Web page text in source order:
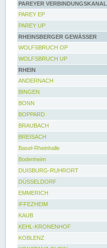
PAREYER VERBINDUNGSKANAL
PAREY EP
PAREY UP
RHEINSBERGER GEWÄSSER
WOLFSBRUCH OP
WOLFSBRUCH UP
RHEIN
ANDERNACH
BINGEN
BONN
BOPPARD
BRAUBACH
BREISACH
Basel-Rheinhalle
Bodenheim
DUISBURG-RUHRORT
DÜSSELDORF
EMMERICH
IFFEZHEIM
KAUB
KEHL-KRONENHOF
KOBLENZ